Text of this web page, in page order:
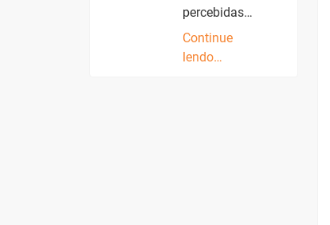
percebidas…
Continue
lendo…